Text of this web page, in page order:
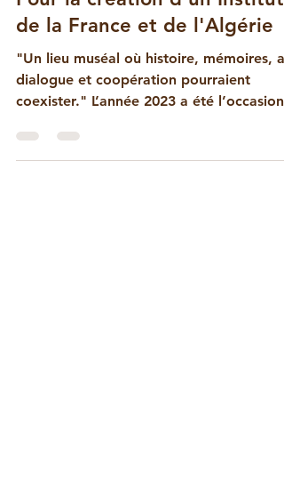
Pour la création d'un Institut
de la France et de l'Algérie
"Un lieu muséal où histoire, mémoires,
coexister." L’année 2023 a été l’occasion
pour JMFA de...